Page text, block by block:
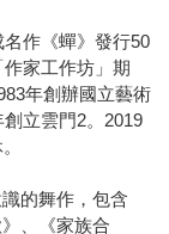
作《蟬》發行50
家工作坊」期
年創辦國立藝術
立雲門2。2019
的舞作，包含
、《家族合